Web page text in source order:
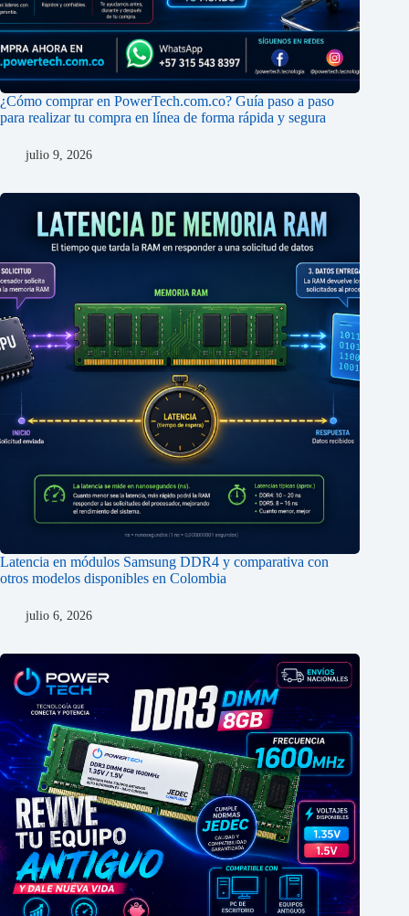
¿Cómo comprar en PowerTech.com.co? Guía paso a paso
para realizar tu compra en línea de forma rápida y segura
julio 9, 2026
Latencia en módulos Samsung DDR4 y comparativa con
otros modelos disponibles en Colombia
julio 6, 2026